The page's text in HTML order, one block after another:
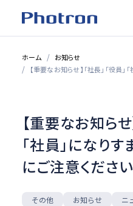
ホーム
お知らせ
【重要なお知らせ
「社員」になり
にご注意ください
その他 お知らせ ニ